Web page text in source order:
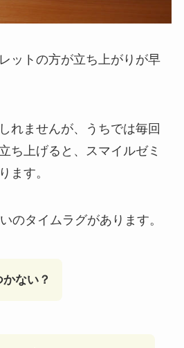
ットの方が立ち上がりが早
れませんが、うちでは毎回
ち上げると、スマイルゼミ
ます。
のタイムラグがあります。
ない？